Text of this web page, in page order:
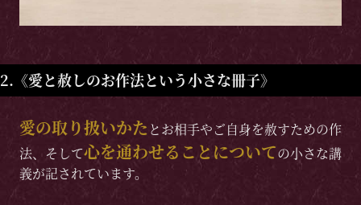
2.《愛と赦しのお作法という小さな冊子》
愛の取り扱いかたとお相手やご自身を赦すための作
法、そして心を通わせることについての小さな講
義が記されています。